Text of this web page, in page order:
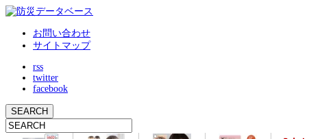
お問い合わせ
サイトマップ
rss
twitter
facebook